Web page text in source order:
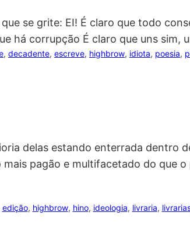
se grite: EI! É claro que todo
há corrupção É claro que uns
, decadente, escreve, highbrow, idiota, poesia,
delas estando enterrada dentro
pagão e multifacetado do que
edição, highbrow, hino, ideologia, livraria,